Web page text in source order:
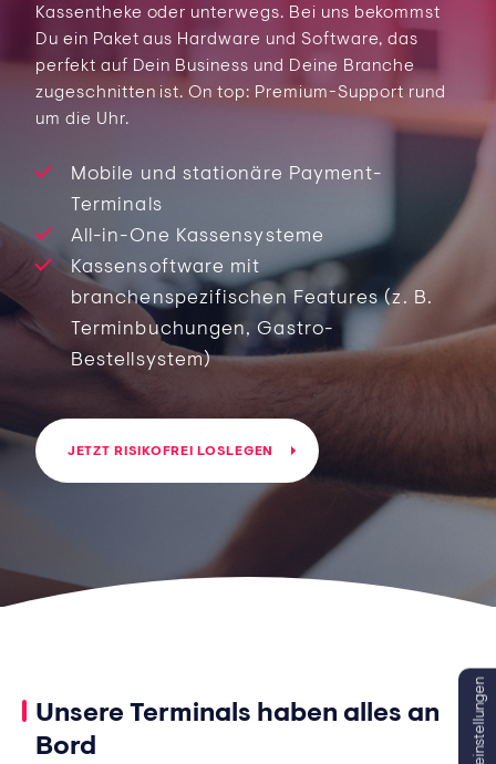
Kassentheke oder unterwegs. Bei uns bekommst
Du ein Paket aus Hardware und Software, das
perfekt auf Dein Business und Deine Branche
zugeschnitten ist. On top: Premium-Support rund
um die Uhr.
Mobile und stationäre Payment-
Terminals
All-in-One Kassensysteme
Kassensoftware mit
branchenspezifischen Features (z. B.
Terminbuchungen, Gastro-
Bestellsystem)
JETZT RISIKOFREI LOSLEGEN
Unsere Terminals haben alles an
Bord